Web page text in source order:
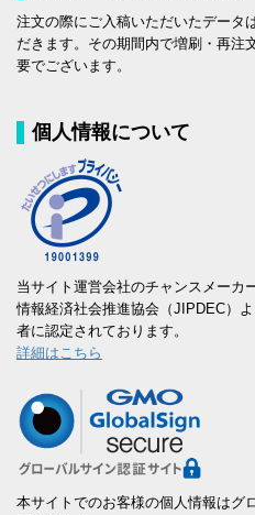
注文の際にご入稿いただいたデータ
だきます。その期間内で増刷・再注
要でございます。
個人情報について
当サイト運営会社のチャンスメーカ
情報経済社会推進協会（JIPDEC）
者に認定されております。
詳細はこちら
本サイトでのお客様の個人情報はグ